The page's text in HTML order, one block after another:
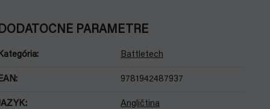
PARAMETRE
: Battletech
: 9781942487937
: Angličtina